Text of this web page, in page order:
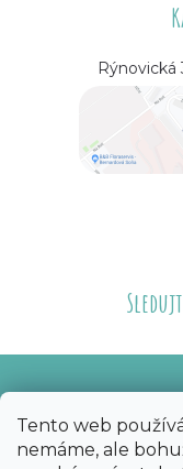
Tento web
nemáme, ale
Rýnovická